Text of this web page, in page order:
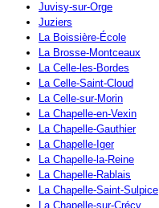
Juvisy-sur-Orge
Juziers
La Boissière-École
La Brosse-Montceaux
La Celle-les-Bordes
La Celle-Saint-Cloud
La Celle-sur-Morin
La Chapelle-en-Vexin
La Chapelle-Gauthier
La Chapelle-Iger
La Chapelle-la-Reine
La Chapelle-Rablais
La Chapelle-Saint-Sulpice
La Chapelle-sur-Crécy